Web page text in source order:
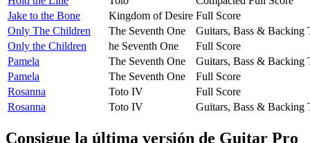
Jake to the Bone
Kingdom of Desire Full Score
Only The Children
The Seventh One
Guitars, Bass & Backing
Only the Children
he Seventh One
Full Score
Pamela
The Seventh One
Guitars, Bass & Backing
Pamela
The Seventh One
Full Score
Rosanna
Toto IV
Full Score
Rosanna
Toto IV Guitars, Bass & Backing
Consigue la última versión de Guitar Pro